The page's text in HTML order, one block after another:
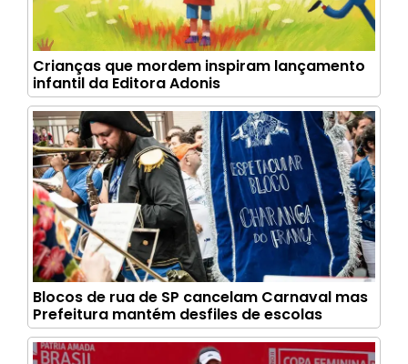
Crianças que mordem inspiram lançamento
infantil da Editora Adonis
Blocos de rua de SP cancelam Carnaval mas
Prefeitura mantém desfiles de escolas